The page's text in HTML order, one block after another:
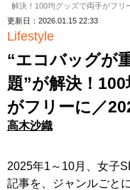
解決！100均グッズで両手がフリ
更新日：2026.01.15 22:33
Lifestyle
“エコバッグが
題”が解決！
がフリーに／
高木沙織
2025年1～10月、女子
記事を、ジャンルごと